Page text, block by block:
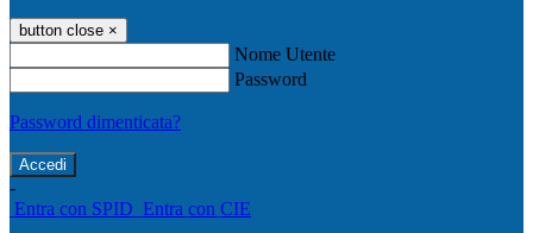
button close ×
Nome Utente
Password
Password dimenticata?
-
Entra con SPID Entra con CIE